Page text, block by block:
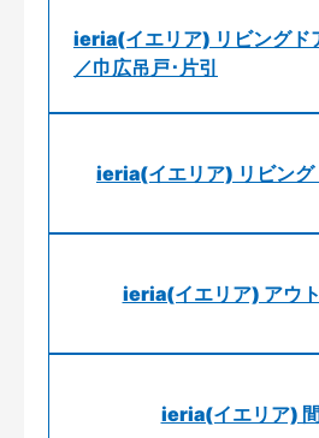
ieria(イエリア) リビングド
／巾広吊戸･片引
ieria(イエリア) リビング
ieria(イエリア) アウ
ieria(イエリア)